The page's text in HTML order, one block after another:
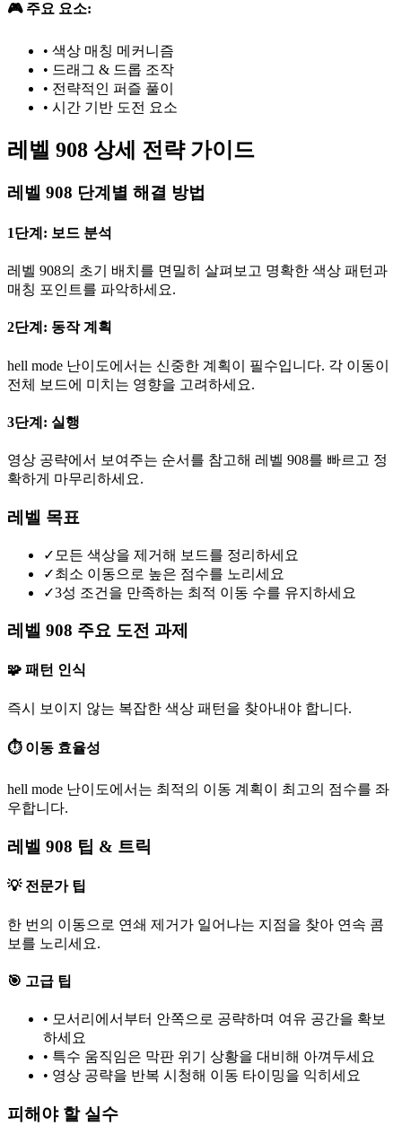
🎮 주요 요소:
• 색상 매칭 메커니즘
• 드래그 & 드롭 조작
• 전략적인 퍼즐 풀이
• 시간 기반 도전 요소
레벨 908 상세 전략 가이드
레벨 908 단계별 해결 방법
1단계: 보드 분석
레벨 908의 초기 배치를 면밀히 살펴보고 명확한 색상 패턴과
매칭 포인트를 파악하세요.
2단계: 동작 계획
hell mode 난이도에서는 신중한 계획이 필수입니다. 각 이동이
전체 보드에 미치는 영향을 고려하세요.
3단계: 실행
영상 공략에서 보여주는 순서를 참고해 레벨 908를 빠르고 정
확하게 마무리하세요.
레벨 목표
✓ 모든 색상을 제거해 보드를 정리하세요
✓최소 이동으로 높은 점수를 노리세요
✓3성 조건을 만족하는 최적 이동 수를 유지하세요
레벨 908 주요 도전 과제
🧩 패턴 인식
즉시 보이지 않는 복잡한 색상 패턴을 찾아내야 합니다.
⏱️ 이동 효율성
hell mode 난이도에서는 최적의 이동 계획이 최고의 점수를 좌
우합니다.
레벨 908 팁 & 트릭
💡 전문가 팁
한 번의 이동으로 연쇄 제거가 일어나는 지점을 찾아 연속 콤
보를 노리세요.
🎯 고급 팁
• 모서리에서부터 안쪽으로 공략하며 여유 공간을 확보
하세요
• 특수 움직임은 막판 위기 상황을 대비해 아껴두세요
• 영상 공략을 반복 시청해 이동 타이밍을 익히세요
피해야 할 실수